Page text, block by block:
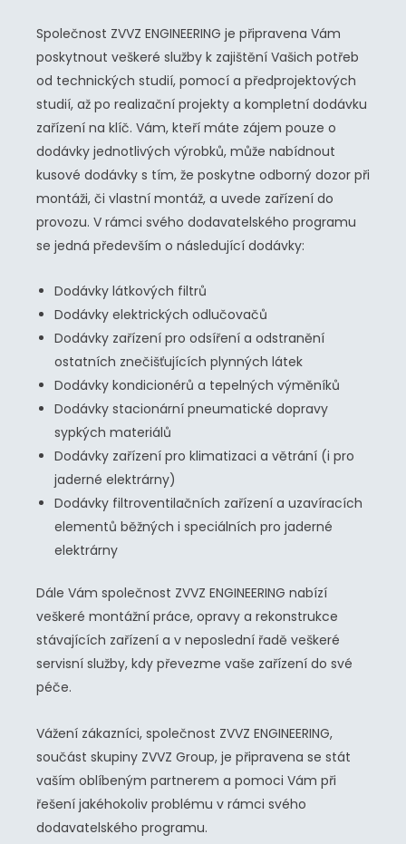
Společnost ZVVZ ENGINEERING je připravena Vám
poskytnout veškeré služby k zajištění Vašich potřeb
od technických studií, pomocí a předprojektových
studií, až po realizační projekty a kompletní dodávku
zařízení na klíč. Vám, kteří máte zájem pouze o
dodávky jednotlivých výrobků, může nabídnout
kusové dodávky s tím, že poskytne odborný dozor při
montáži, či vlastní montáž, a uvede zařízení do
provozu. V rámci svého dodavatelského programu
se jedná především o následující dodávky:
Dodávky látkových filtrů
Dodávky elektrických odlučovačů
Dodávky zařízení pro odsíření a odstranění
ostatních znečišťujících plynných látek
Dodávky kondicionérů a tepelných výměníků
Dodávky stacionární pneumatické dopravy
sypkých materiálů
Dodávky zařízení pro klimatizaci a větrání (i pro
jaderné elektrárny)
Dodávky filtroventilačních zařízení a uzavíracích
elementů běžných i speciálních pro jaderné
elektrárny
Dále Vám společnost ZVVZ ENGINEERING nabízí
veškeré montážní práce, opravy a rekonstrukce
stávajících zařízení a v neposlední řadě veškeré
servisní služby, kdy převezme vaše zařízení do své
péče.
Vážení zákazníci, společnost ZVVZ ENGINEERING,
součást skupiny ZVVZ Group, je připravena se stát
vaším oblíbeným partnerem a pomoci Vám při
řešení jakéhokoliv problému v rámci svého
dodavatelského programu.